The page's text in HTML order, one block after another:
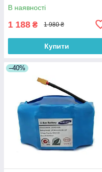
В наявності
1 188 ₴ 1 980 ₴
Купити
–40%